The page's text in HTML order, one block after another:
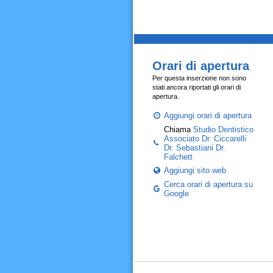
Orari di apertura
Per questa inserzione non sono
stati ancora riportati gli orari di
apertura.
Aggiungi orari di apertura
Chiama Studio Dentistico
Associato Dr. Ciccarelli
Dr. Sebastiani Dr.
Falchett
Aggiungi sito web
Cerca orari di apertura su
Google